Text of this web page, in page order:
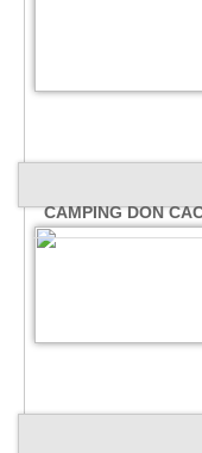
CAMPING DON